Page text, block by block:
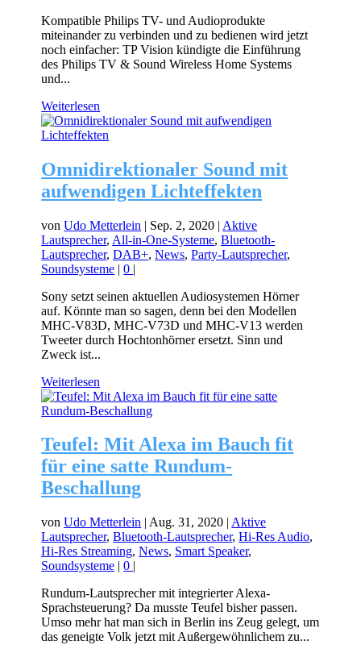
Kompatible Philips TV- und Audioprodukte
miteinander zu verbinden und zu bedienen wird jetzt
noch einfacher: TP Vision kündigte die Einführung
des Philips TV & Sound Wireless Home Systems
und...
Weiterlesen
Omnidirektionaler Sound mit
aufwendigen Lichteffekten
vonUdo Metterlein | Sep. 2, 2020 | Aktive
Lautsprecher, All-in-One-Systeme,Bluetooth-
Lautsprecher,DAB+,News,Party-Lautsprecher,
Soundsysteme |0 |
Sony setzt seinen aktuellen Audiosystemen Hörner
auf. Könnte man so sagen, denn bei den Modellen
MHC-V83D, MHC-V73D und MHC-V13 werden
Tweeter durch Hochtonhörner ersetzt. Sinn und
Zweck ist...
Weiterlesen
Teufel: Mit Alexa im Bauch fit
für eine satte Rundum-
Beschallung
vonUdo Metterlein | Aug. 31, 2020 | Aktive
Lautsprecher,Bluetooth-Lautsprecher,Hi-Res Audio,
Hi-Res Streaming,News, Smart Speaker,
Soundsysteme |0 |
Rundum-Lautsprecher mit integrierter Alexa-
Sprachsteuerung? Da musste Teufel bisher passen.
Umso mehr hat man sich in Berlin ins Zeug gelegt, um
das geneigte Volk jetzt mit Außergewöhnlichem zu...